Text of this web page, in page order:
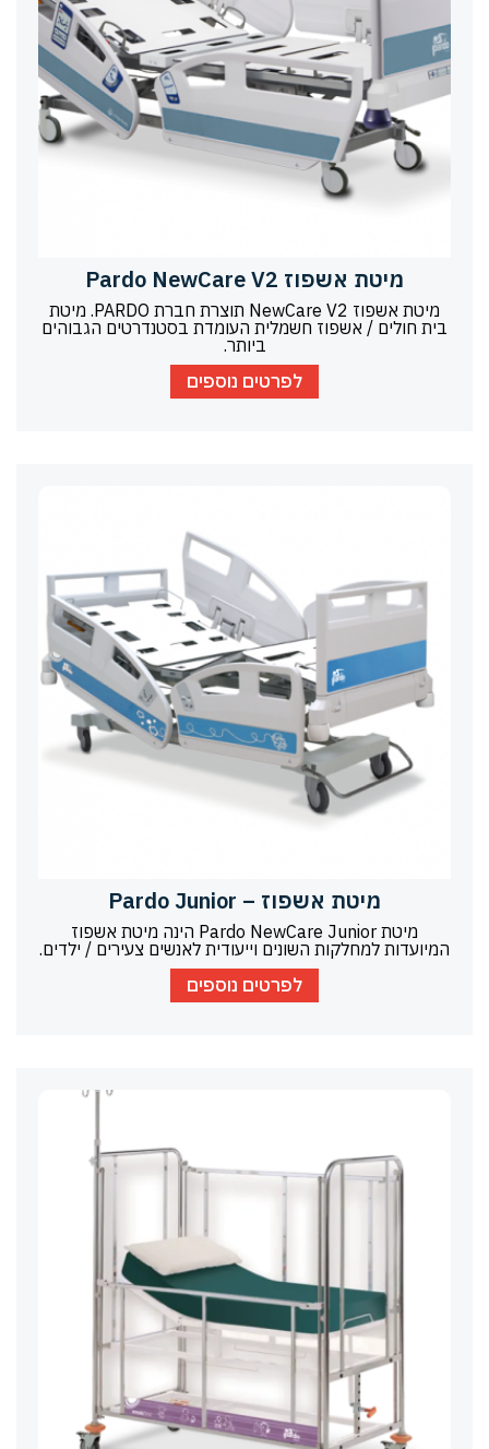
מיטת אשפוז Pardo NewCare V2
מיטת אשפוז NewCare V2 תוצרת חברת PARDO. מיטת
בית חולים / אשפוז חשמלית העומדת בסטנדרטים הגבוהים
ביותר.
לפרטים נוספים
מיטת אשפוז – Pardo Junior
מיטת Pardo NewCare Junior הינה מיטת אשפוז
המיועדות למחלקות השונים וייעודית לאנשים צעירים / ילדים.
לפרטים נוספים